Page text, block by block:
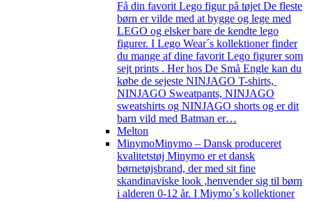
Få din favorit Lego figur på tøjet De fleste
børn er vilde med at bygge og lege med
LEGO og elsker bare de kendte lego
figurer. I Lego Wear´s kollektioner finder
du mange af dine favorit Lego figurer som
sejt prints . Her hos De Små Engle kan du
købe de sejeste NINJAGO T-shirts,
NINJAGO Sweatpants, NINJAGO
sweatshirts og NINJAGO shorts og er dit
barn vild med Batman er…
Melton
MinymoMinymo – Dansk produceret
kvalitetstøj Minymo er et dansk
børnetøjsbrand, der med sit fine
skandinaviske look ,henvender sig til børn
i alderen 0-12 år. I Miymo´s kollektioner